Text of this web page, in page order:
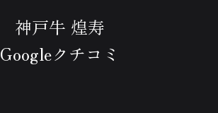
神戸牛 煌寿
Googleクチコミ